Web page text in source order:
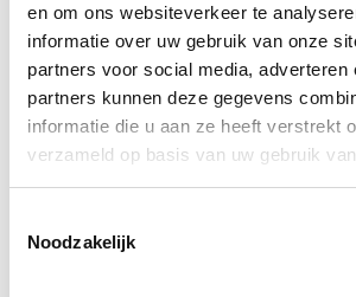
en om ons websiteverkeer te
informatie over uw gebruik van onze
partners voor social media, adverteren
partners kunnen deze gegevens
informatie die u aan ze heeft verstrekt
verzameld op basis van uw gebruik
Noodzakelijk
Alles over de Ring
Doorbell 2 Brons/
Retourdeal
Direct erbij bestellen